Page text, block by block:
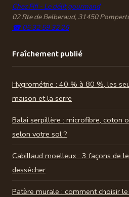
Chez Fifi - Le délit gourmand
02 Rte de Belberaud, 31450
☎ 05 32 59 32 26
Fraîchement publié
Hygrométrie : 40 % à 80 %, les
maison et la serre
Balai serpillère : microfibre, coton
selon votre sol ?
Cabillaud moelleux : 3 façons de
dessécher
Patère murale : comment choisir